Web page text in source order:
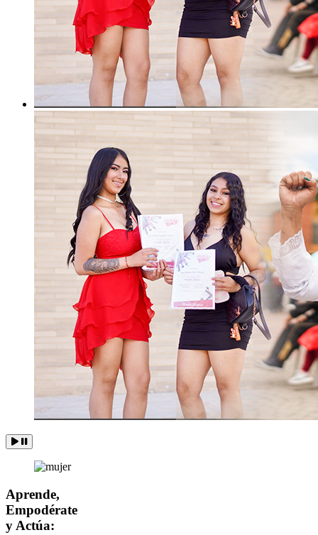
Aprende,
Empodérate
y Actúa: